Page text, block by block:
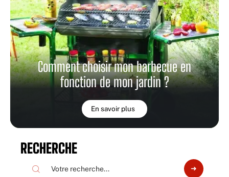
Comment choisir mon barbecue en
fonction de mon jardin ?
En savoir plus
RECHERCHE